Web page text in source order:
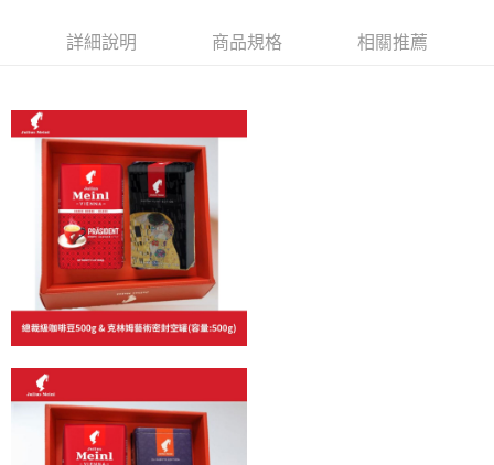
【「AFTEE先享後付」結帳流程】
２．訂單成立數日內，您將收到繳費通知簡訊。
３．收到繳費通知簡訊後14天內，點擊此簡訊中的連結，可透過四大超商／
ATM／網路銀行／等多元方式進行付款，方視為交易完成。
※ 請注意：結帳手續完成當下不需立刻繳費，但若您需要取消訂單，請聯絡
購買商品的店家。未經商家同意取消之訂單仍視為有效，需透過AFTEE先享
後付繳納相關費用。
※ 交易是否成功請以「AFTEE先享後付 」之結帳頁面顯示為準，若有關於
是否繳費成功／繳費後需取消欲退款等相關疑問，請聯繫「AFTEE先享後付
客戶支援中心」 https://netprotections.freshdesk.com/support/home
【注意事項】
１．透過由恩沛科技股份有限公司提供之「AFTEE先享後付」服務完成之交
權轉讓予恩沛科技股份有限公司。
２．關於個人資料處理事宜，請瀏覽以下網址：
https://aftee.tw/terms/#terms3
３．未成年的使用者請事先徵得法定代理人或監護人之同意方可使用
「AFTEE先享後付」，若未經同意申辦者引起之損失，本公司不負相關責
7-11取貨付款
每筆NT$60，滿NT$2,000(含以上)免運費
付款後7-11取貨(快速到店)
每筆NT$95
黑貓宅配
每筆NT$200，滿NT$1,500(含以上)免運費
付款後門市自取
免運費
貨到付款
每筆NT$180，滿NT$2,500(含以上)免運費
詳細說明 商品規格 相關推薦